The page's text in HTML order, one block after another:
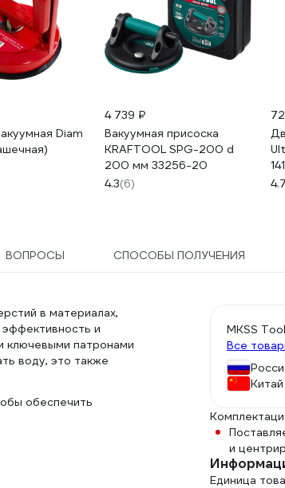
Diam
4 739 ₽
Вакуумная присоска
KRAFTOOL SPG-200 d
200 мм 33256-20
4.3(6)
4.7
ВОПРОСЫ СПОСОБЫ ПОЛУЧЕНИЯ
в материалах,
эффективность и
ключевыми патронами
воду, это также
обеспечить
MKSS
Все
и
Единица